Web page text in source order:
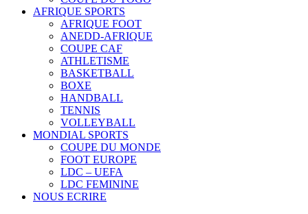
AFRIQUE SPORTS
AFRIQUE FOOT
ANEDD-AFRIQUE
COUPE CAF
ATHLETISME
BASKETBALL
BOXE
HANDBALL
TENNIS
VOLLEYBALL
MONDIAL SPORTS
COUPE DU MONDE
FOOT EUROPE
LDC – UEFA
LDC FEMININE
NOUS ECRIRE